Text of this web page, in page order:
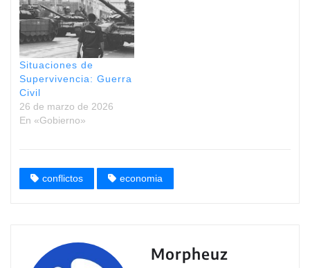
Situaciones de
Supervivencia: Guerra
Civil
26 de marzo de 2026
En «Gobierno»
conflictos economia
Morpheuz